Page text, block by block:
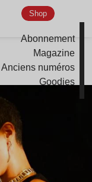
Shop
Abonnement
Magazine
Anciens numéros
Goodies